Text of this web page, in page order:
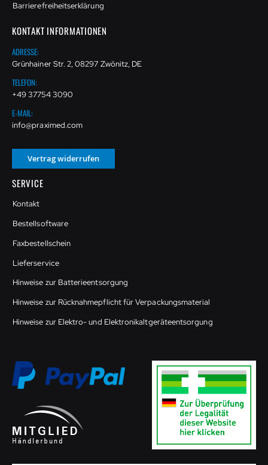
Barrierefreiheitserklärung
KONTAKT INFORMATIONEN
ADRESSE:
Grünhainer Str. 2, 08297 Zwönitz, DE
TELEFON:
+49 37754 3090
E-MAIL:
info@praximed.com
Vertrag widerrufen
SERVICE
Kontakt
Bestellsoftware
Faxbestellschein
Lieferservice
Hinweise zur Batterieentsorgung
Hinweise zur Rücknahmepflicht für Verpackungsmaterial
Hinweise zur Elektro- und Elektronikaltgeräteentsorgung